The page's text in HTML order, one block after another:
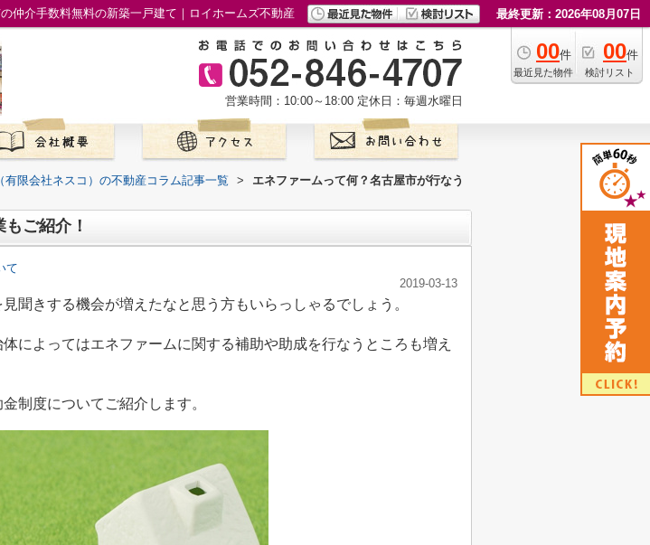
仲介手数料無料の新築一戸建て｜ロイホームズ不動産 最終更新：2026年08月07日
00件
最近見た物件
00件
検討リスト
営業時間：10:00～18:00 定休日：毎週水曜日
有限会社ネスコ）の不動産コラム記事一覧 >
エネファームって何？名古屋市が行なう
ご紹介！
て
2019-03-13
聞きする機会が増えたなと思う方もいらっしゃるでしょう。
によってはエネファームに関する補助や助成を行なうところも増え
制度についてご紹介します。